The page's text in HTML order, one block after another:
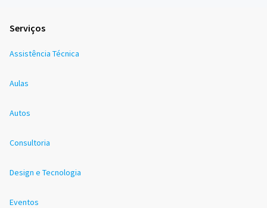
Serviços
Assistência Técnica
Aulas
Autos
Consultoria
Design e Tecnologia
Eventos